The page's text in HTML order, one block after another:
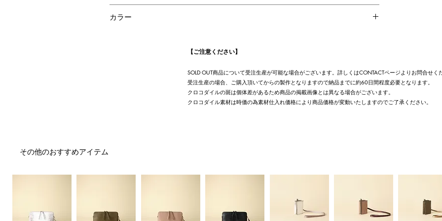
カラー
【ご注意ください】
SOLD OUT商品について受注生産が可能な場合がございます。詳しくはCONTACTページよりお問合せく
受注生産の場合、ご購入頂いてからの製作となりますので納品までに約60日間程度必要となります。
クロコダイルの斑は個体差があるため商品の掲載画像とは異なる場合がございます。
クロコダイル素材は時価の為素材仕入れ価格により商品価格が変動いたしますのでご了承ください。
その他のおすすめアイテム